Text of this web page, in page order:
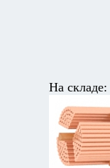
На складе: